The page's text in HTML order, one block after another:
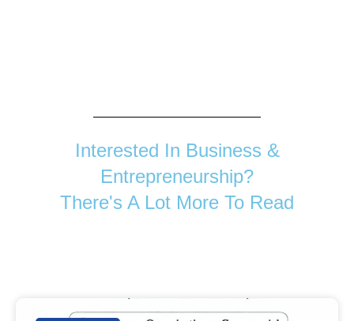
Interested In Business &
Entrepreneurship?
There's A Lot More To Read